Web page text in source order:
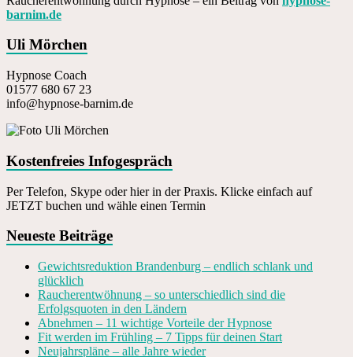
barnim.de
Uli Mörchen
Hypnose Coach
01577 680 67 23
info@hypnose-barnim.de
Kostenfreies Infogespräch
Per Telefon, Skype oder hier in der Praxis. Klicke einfach auf
JETZT buchen und wähle einen Termin
Neueste Beiträge
Gewichtsreduktion Brandenburg – endlich schlank und
glücklich
Raucherentwöhnung – so unterschiedlich sind die
Erfolgsquoten in den Ländern
Abnehmen – 11 wichtige Vorteile der Hypnose
Fit werden im Frühling – 7 Tipps für deinen Start
Neujahrspläne – alle Jahre wieder